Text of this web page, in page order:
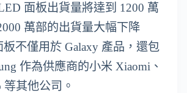
面板出貨量將達到 1200 萬
萬部的出貨量大幅下降
不僅用於 Galaxy 產品，還包
作為供應商的小米 Xiaomi、
其他公司。